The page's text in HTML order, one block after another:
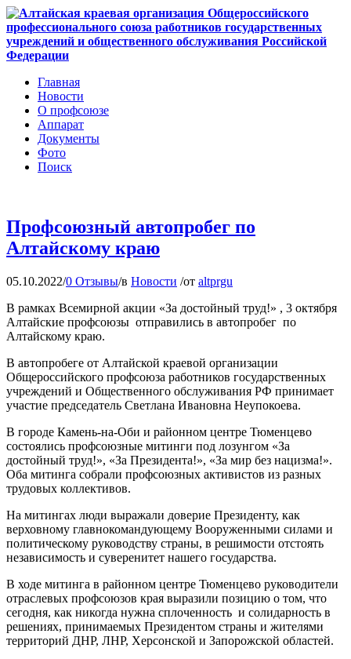
Главная
Новости
О профсоюзе
Аппарат
Документы
Фото
Поиск
Профсоюзный автопробег по
Алтайскому краю
05.10.2022/0 Отзывы/в Новости /от altprgu
В рамках Всемирной акции «За достойный труд!» , 3 октября
Алтайские профсоюзы отправились в автопробег по
Алтайскому краю.
В автопробеге от Алтайской краевой организации
Общероссийского профсоюза работников государственных
учреждений и Общественного обслуживания РФ принимает
участие председатель Светлана Ивановна Неупокоева.
В городе Камень-на-Оби и районном центре Тюменцево
состоялись профсоюзные митинги под лозунгом «За
достойный труд!», «За Президента!», «За мир без нацизма!».
Оба митинга собрали профсоюзных активистов из разных
трудовых коллективов.
На митингах люди выражали доверие Президенту, как
верховному главнокомандующему Вооруженными силами и
политическому руководству страны, в решимости отстоять
независимость и суверенитет нашего государства.
В ходе митинга в районном центре Тюменцево руководители
отраслевых профсоюзов края выразили позицию о том, что
сегодня, как никогда нужна сплоченность и солидарность в
решениях, принимаемых Президентом страны и жителями
территорий ДНР, ЛНР, Херсонской и Запорожской областей.